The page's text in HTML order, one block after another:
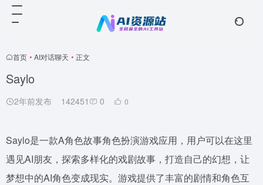
首页 • AI对话聊天 • 正文
Saylo
2年前发布 142451 0 0
Saylo是一款A角色故事角色扮演游戏应用，用户可以在这里
遇见AI朋友，探索多样化的戏剧故事，打造自己的幻想，让
梦想中的AI角色变成现实。游戏提供了丰富的剧情和角色互